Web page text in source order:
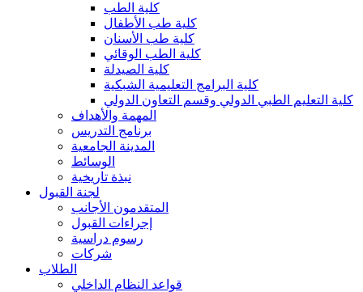
كلية الطب
كلية طب الأطفال
كلية طب الأسنان
كلية الطب الوقائي
كلية الصيدلة
كلية البرامج التعليمية الشبكية
كلية التعليم الطبي الدولي وقسم التعاون الدولي
المهمة والأهداف
برنامج التدريس
المدينة الجامعية
الوسائط
نبذة تاريخية
لجنة القبول
المتقدمون الأجانب
إجراءات القبول
رسوم دراسية
شركات
الطلاب
قواعد النظام الداخلي